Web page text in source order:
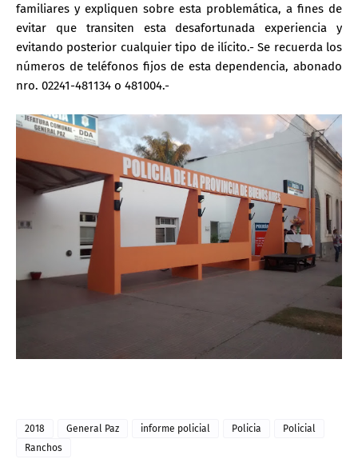
familiares y expliquen sobre esta problemática, a fines de
evitar que transiten esta desafortunada experiencia y
evitando posterior cualquier tipo de ilícito.- Se recuerda los
números de teléfonos fijos de esta dependencia, abonado
nro. 02241-481134 o 481004.-
2018 General Paz informe policial Policia
Policial
Ranchos